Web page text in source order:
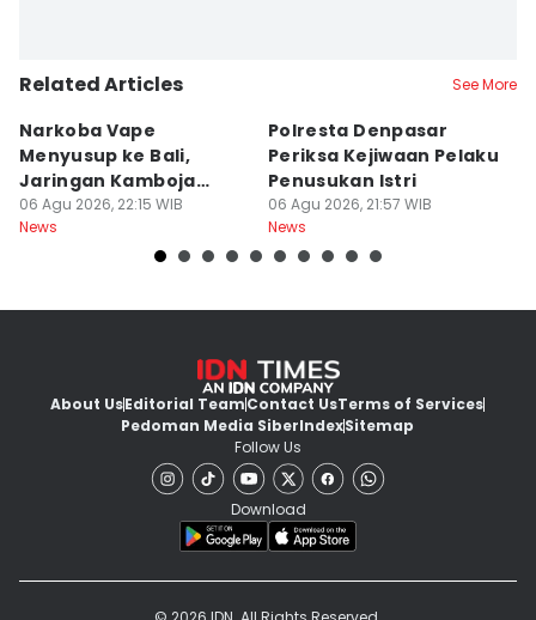
Related Articles See More
Narkoba Vape
Menyusup ke Bali,
Jaringan Kamboja
Terbongkar
06 Agu 2026, 22:15 WIB
News
Polresta Denpasar
Periksa Kejiwaan Pelaku
Penusukan Istri
06 Agu 2026, 21:57 WIB
News
About UsEditorial TeamContact UsTerms of Services
Pedoman Media SiberIndexSitemap
Follow Us
Download